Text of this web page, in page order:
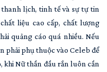
lịch, tinh tế và sự tự tin
liệu cao cấp, chất lượng
quảng cáo quá nhiều. Nếu
phải phụ thuộc vào Celeb để
khi Nữ thần đầu rắn luôn cần